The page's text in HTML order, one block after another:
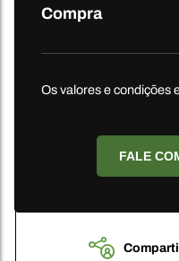
Compra
Os valores e condições
FALE